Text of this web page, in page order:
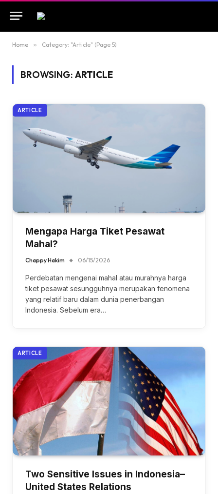
Home » Category: "Article" (Page 5)
BROWSING: ARTICLE
ARTICLE
Mengapa Harga Tiket Pesawat
Mahal?
Chappy Hakim 06/15/2026
Perdebatan mengenai mahal atau murahnya harga
tiket pesawat sesungguhnya merupakan fenomena
yang relatif baru dalam dunia penerbangan
Indonesia. Sebelum era…
ARTICLE
Two Sensitive Issues in Indonesia–
United States Relations